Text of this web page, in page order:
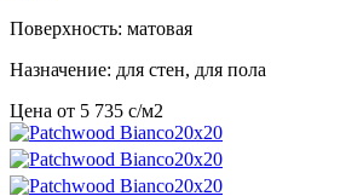
Поверхность: матовая
Назначение: для стен, для пола
Цена от 5 735 c/м2